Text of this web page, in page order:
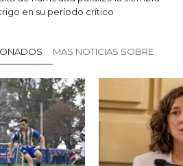
en su período crítico
MAS NOTICIAS SOBRE